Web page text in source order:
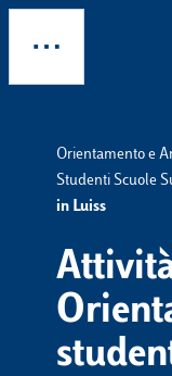
Skip to main content
Orientamento e
Studenti Scuole
in Luiss